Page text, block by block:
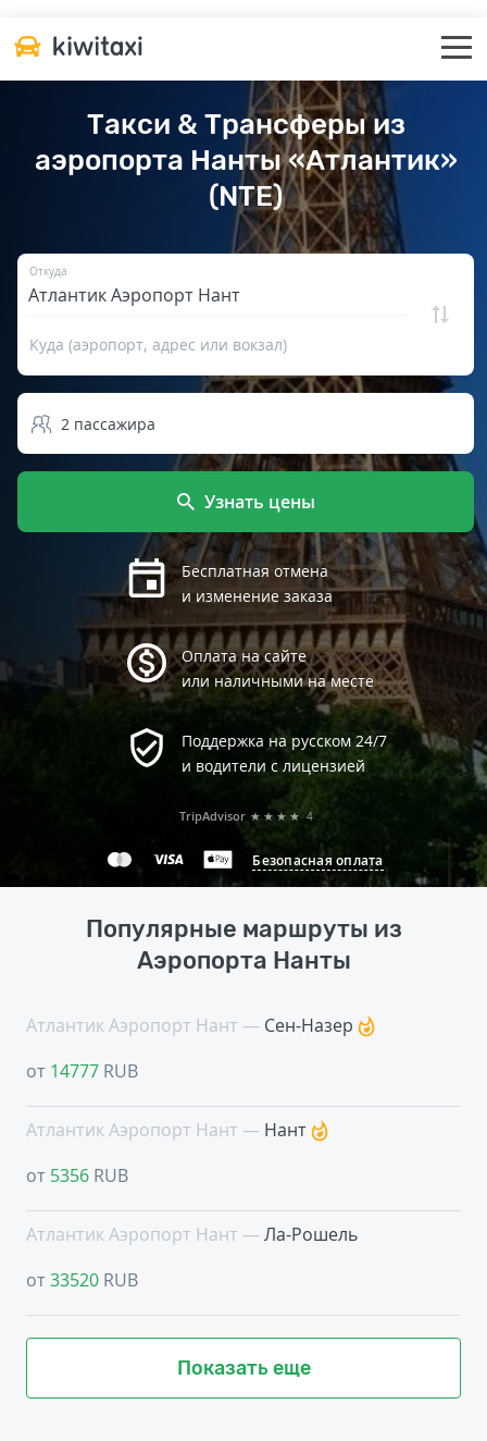
Такси & Трансферы из
аэропорта Нанты «Атлантик»
(NTE)
Откуда
Куда (аэропорт, адрес или вокзал)
2 пассажира
Узнать цены
Бесплатная отмена
и изменение заказа
Оплата на сайте
или наличными на месте
Поддержка на русском 24/7
и водители с лицензией
Безопасная оплата
TripAdvisor ★★★★ 4
Популярные маршруты из
Аэропорта Нанты
Атлантик Аэропорт Нант — Сен-Назер
от 14777 RUB
Атлантик Аэропорт Нант — Нант
от 5356 RUB
Атлантик Аэропорт Нант — Ла-Рошель
от33520 RUB
Показать еще